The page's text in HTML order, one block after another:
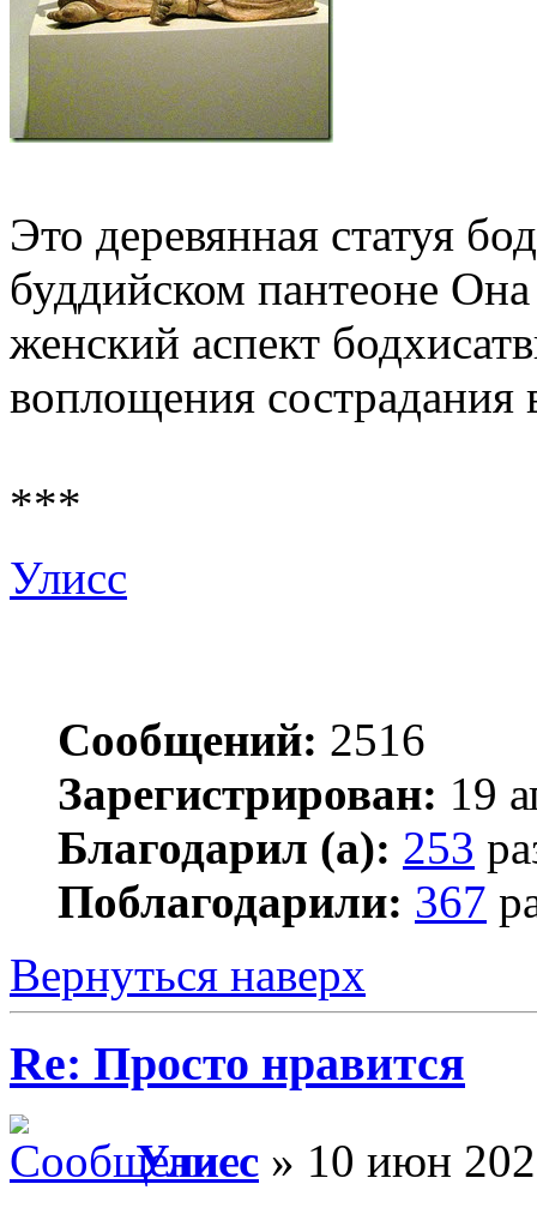
Это деревянная статуя
буддийском пантеоне
женский аспект
воплощения сострадания
***
Улисс
Сообщений: 2516
Зарегистрирован: 19
Благодарил (а): 253
Поблагодарили: 367
Вернуться наверх
Re: Просто нравится
Улисс » 10 июн